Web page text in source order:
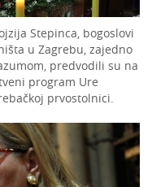
Stepinca, bogoslovi
u Zagrebu, zajedno
predvodili su na
program Ure
prvostolnici.